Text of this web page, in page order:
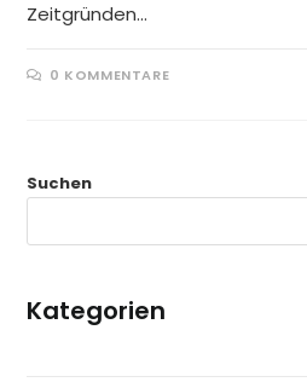
Zeitgründen…
0 KOMMENTARE
Suchen
Kategorien